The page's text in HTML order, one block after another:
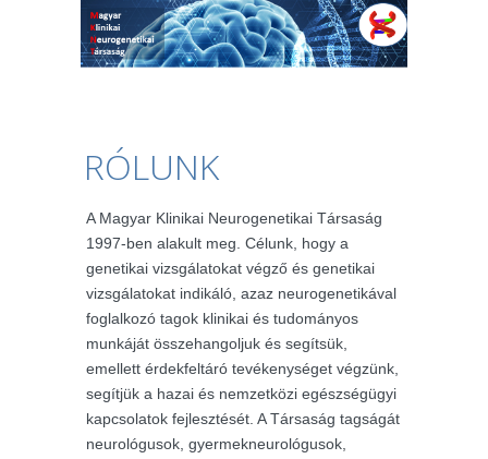
RÓLUNK
A Magyar Klinikai Neurogenetikai Társaság
1997-ben alakult meg. Célunk, hogy a
genetikai vizsgálatokat végző és genetikai
vizsgálatokat indikáló, azaz neurogenetikával
foglalkozó tagok klinikai és tudományos
munkáját összehangoljuk és segítsük,
emellett érdekfeltáró tevékenységet végzünk,
segítjük a hazai és nemzetközi egészségügyi
kapcsolatok fejlesztését. A Társaság tagságát
neurológusok, gyermekneurológusok,